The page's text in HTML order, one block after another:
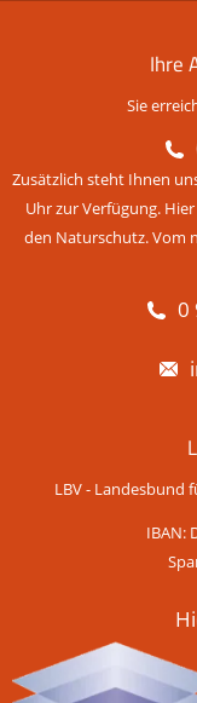
Ihre
Sie
Zusätzlich steht Ihnen
Uhr zur Verfügung.
den Naturschutz. Vom
0
LBV - Landesbund
IBAN: